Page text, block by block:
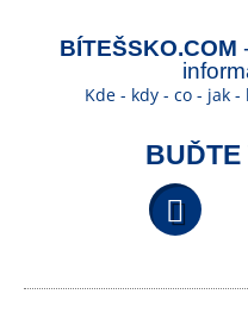
BÍTEŠSKO.COM
Kde - kdy - co - jak